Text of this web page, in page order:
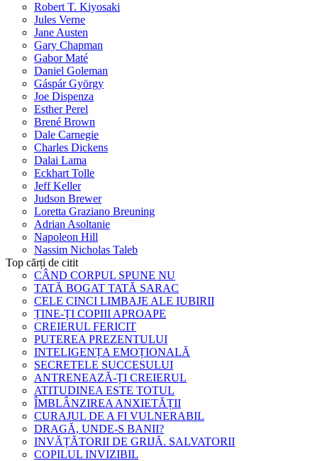
Robert T. Kiyosaki
Jules Verne
Jane Austen
Gary Chapman
Gabor Maté
Daniel Goleman
Gáspár György
Joe Dispenza
Esther Perel
Brené Brown
Dale Carnegie
Charles Dickens
Dalai Lama
Eckhart Tolle
Jeff Keller
Judson Brewer
Loretta Graziano Breuning
Adrian Asoltanie
Napoleon Hill
Nassim Nicholas Taleb
Top cărți de citit
CÂND CORPUL SPUNE NU
TATĂ BOGAT TATĂ SARAC
CELE CINCI LIMBAJE ALE IUBIRII
ȚINE-ȚI COPIII APROAPE
CREIERUL FERICIT
PUTEREA PREZENTULUI
INTELIGENȚA EMOȚIONALĂ
SECRETELE SUCCESULUI
ANTRENEAZĂ-ȚI CREIERUL
ATITUDINEA ESTE TOTUL
ÎMBLÂNZIREA ANXIETĂȚII
CURAJUL DE A FI VULNERABIL
DRAGĂ, UNDE-S BANII?
INVĂȚĂTORII DE GRIJĂ. SALVATORII
COPILUL INVIZIBIL